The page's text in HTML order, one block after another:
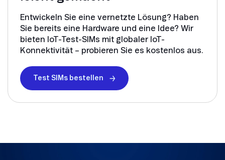
Entwickeln Sie eine vernetzte Lösung? Haben
Sie bereits eine Hardware und eine Idee? Wir
bieten IoT-Test-SIMs mit globaler IoT-
Konnektivität – probieren Sie es kostenlos aus.
Test SIMs bestellen